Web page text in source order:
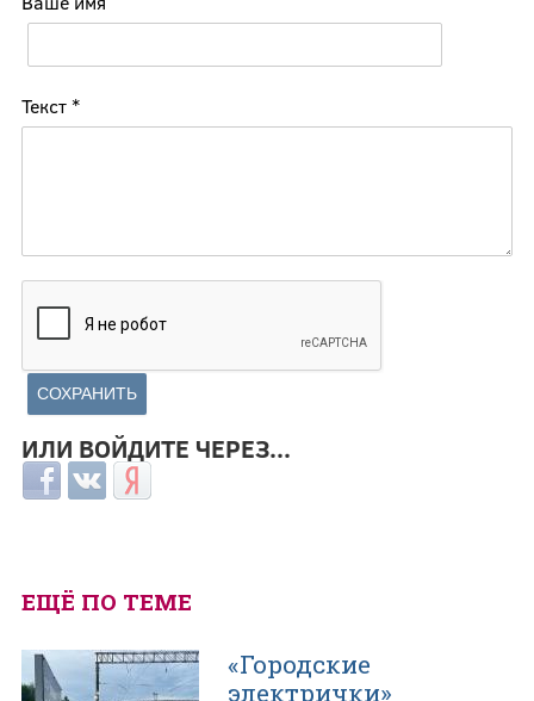
Текст *
ИЛИ ВОЙДИТЕ ЧЕРЕЗ...
Login with Facebook
Login with ВКонтакте
Login with Яндекс
ЕЩЁ ПО ТЕМЕ
«Городские
электрички»